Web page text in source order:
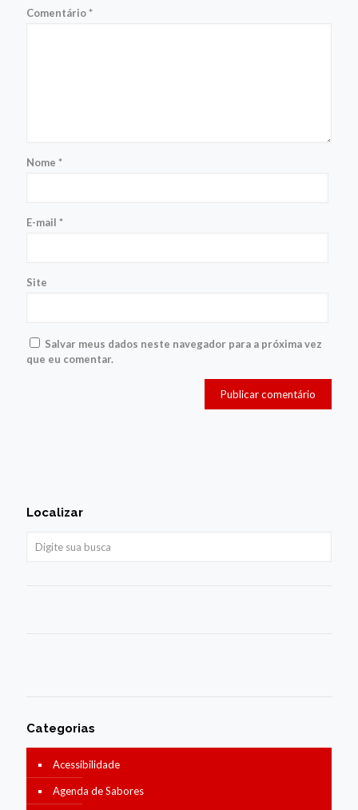
Comentário*
Nome *
E-mail *
Site
Salvar meus dados neste navegador para a próxima vez
que eu comentar.
Localizar
Categorias
Acessibilidade
Agenda de Sabores